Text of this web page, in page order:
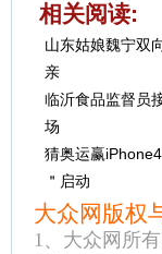
相关阅读:
山东姑娘魏宁双
亲
临沂食品监督员
场
猜奥运赢
＂启动
大众网版权
1、大众网所